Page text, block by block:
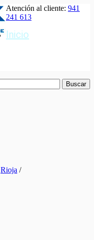
Atención al cliente: 941
241 613
Inicio
Rioja /